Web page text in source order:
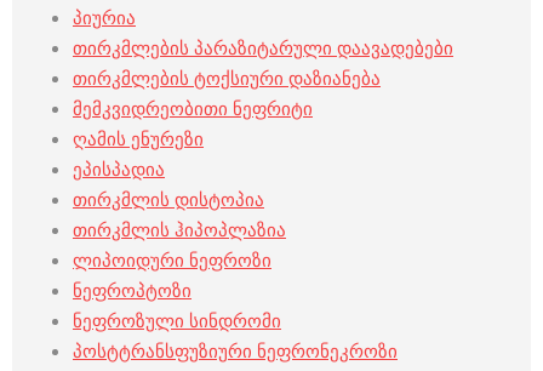
პიურია
თირკმლების პარაზიტარული დაავადებები
თირკმლების ტოქსიური დაზიანება
მემკვიდრეობითი ნეფრიტი
ღამის ენურეზი
ეპისპადია
თირკმლის დისტოპია
თირკმლის ჰიპოპლაზია
ლიპოიდური ნეფროზი
ნეფროპტოზი
ნეფროზული სინდრომი
პოსტტრანსფუზიური ნეფრონეკროზი